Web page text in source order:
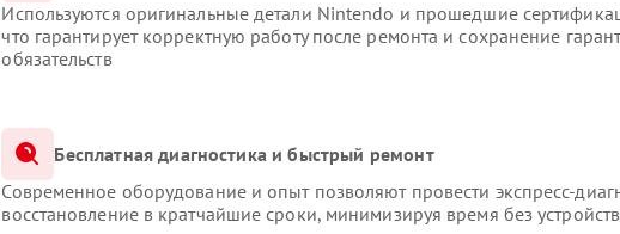
Используются оригинальные детали Nintendo и прошедшие
что гарантирует корректную работу после ремонта и сохранение
обязательств
Бесплатная диагностика и быстрый ремонт
Современное оборудование и опыт позволяют провести экспресс-
восстановление в кратчайшие сроки, минимизируя время без